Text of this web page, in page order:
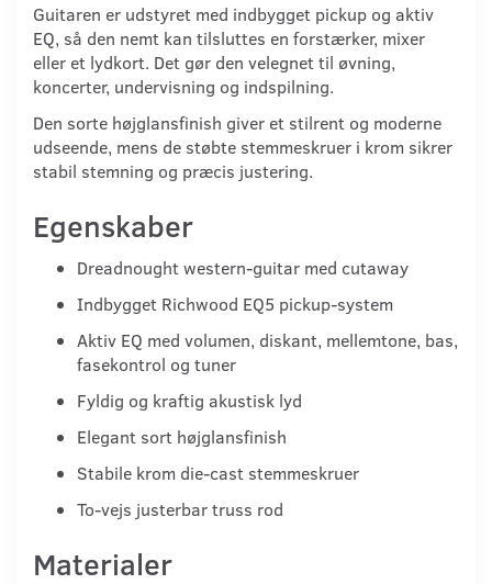
Guitaren er udstyret med indbygget pickup og aktiv
EQ, så den nemt kan tilsluttes en forstærker, mixer
eller et lydkort. Det gør den velegnet til øvning,
koncerter, undervisning og indspilning.
Den sorte højglansfinish giver et stilrent og moderne
udseende, mens de støbte stemmeskruer i krom sikrer
stabil stemning og præcis justering.
Egenskaber
Dreadnought western-guitar med cutaway
Indbygget Richwood EQ5 pickup-system
Aktiv EQ med volumen, diskant, mellemtone, bas,
fasekontrol og tuner
Fyldig og kraftig akustisk lyd
Elegant sort højglansfinish
Stabile krom die-cast stemmeskruer
To-vejs justerbar truss rod
Materialer